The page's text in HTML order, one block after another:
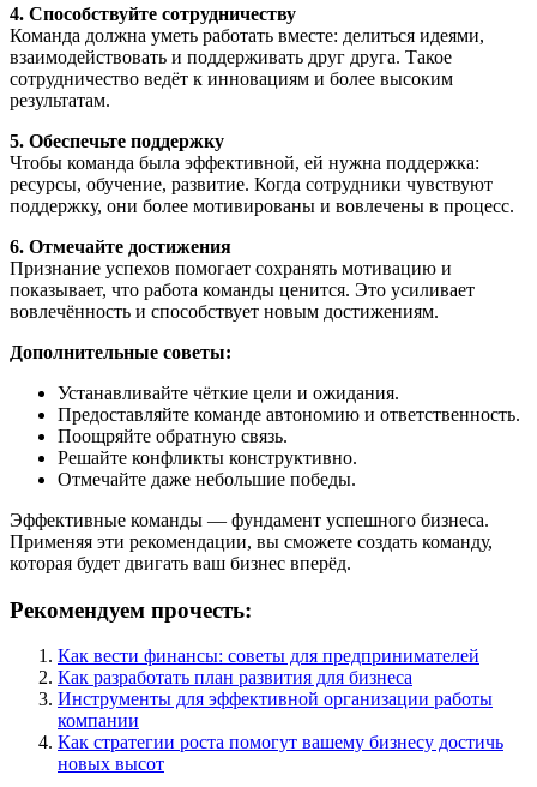
4. Способствуйте сотрудничеству
Команда должна уметь работать вместе: делиться идеями,
взаимодействовать и поддерживать друг друга. Такое
сотрудничество ведёт к инновациям и более высоким
результатам.
5. Обеспечьте поддержку
Чтобы команда была эффективной, ей нужна поддержка:
ресурсы, обучение, развитие. Когда сотрудники чувствуют
поддержку, они более мотивированы и вовлечены в процесс.
6. Отмечайте достижения
Признание успехов помогает сохранять мотивацию и
показывает, что работа команды ценится. Это усиливает
вовлечённость и способствует новым достижениям.
Дополнительные советы:
Устанавливайте чёткие цели и ожидания.
Предоставляйте команде автономию и ответственность.
Поощряйте обратную связь.
Решайте конфликты конструктивно.
Отмечайте даже небольшие победы.
Эффективные команды — фундамент успешного бизнеса.
Применяя эти рекомендации, вы сможете создать команду,
которая будет двигать ваш бизнес вперёд.
Рекомендуем прочесть:
Как вести финансы: советы для предпринимателей
Как разработать план развития для бизнеса
Инструменты для эффективной организации работы
компании
Как стратегии роста помогут вашему бизнесу достичь
новых высот